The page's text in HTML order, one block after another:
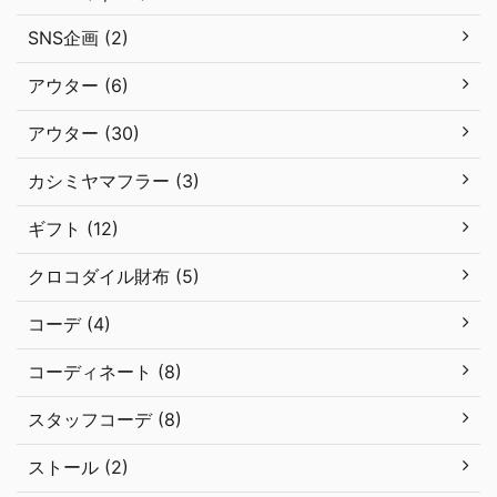
SNS企画 (2)
アウター (6)
アウター (30)
カシミヤマフラー (3)
ギフト (12)
クロコダイル財布 (5)
コーデ (4)
コーディネート (8)
スタッフコーデ (8)
ストール (2)